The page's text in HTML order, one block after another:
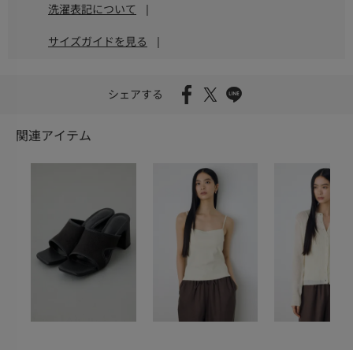
洗濯表記について |
サイズガイドを見る |
シェアする
関連アイテム